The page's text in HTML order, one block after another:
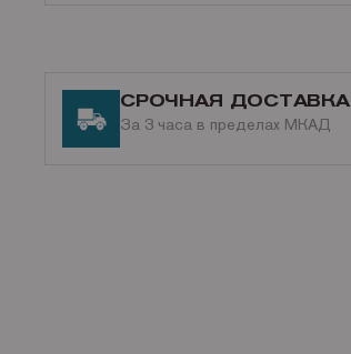
СРОЧНАЯ ДОСТАВКА
За 3 часа в пределах МКАД